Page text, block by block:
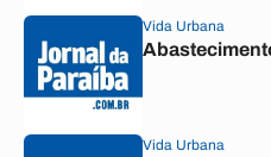
Vida Urbana
Vida Urbana